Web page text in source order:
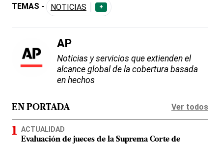
TEMAS - NOTICIAS +
AP
Noticias y servicios que extienden el
alcance global de la cobertura basada
en hechos
EN PORTADA Ver todos
ACTUALIDAD
Evaluación de jueces de la Suprema Corte de